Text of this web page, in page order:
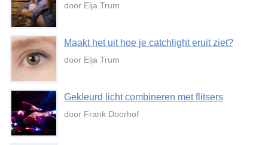
door Elja Trum
Maakt het uit hoe je catchlight eruit ziet?
door Elja Trum
Gekleurd licht combineren met flitsers
door Frank Doorhof